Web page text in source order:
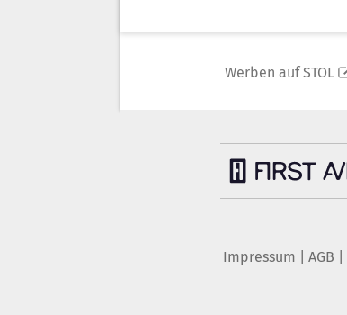
Werben auf STOL
Impressum AGB